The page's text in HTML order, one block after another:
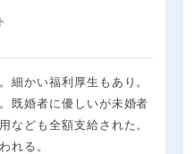
細かい福利厚生もあり。
既婚者に優しいが未婚者
なども全額支給された。
れる。